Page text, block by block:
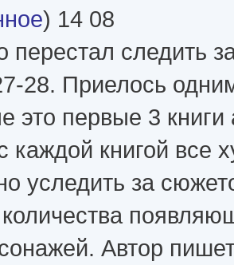
) 14 08
перестал следить
28. Приелось
это первые 3 книги
каждой книгой все
уследить за
количества
Автор